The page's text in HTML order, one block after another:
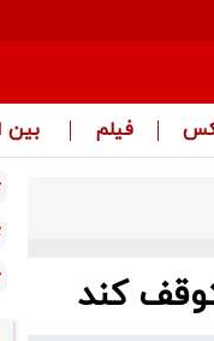
فیلم بین
کند